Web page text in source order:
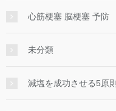
心筋梗塞 脳梗塞 予防
未分類
減塩を成功させる5原則